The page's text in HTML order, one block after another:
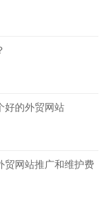
好的外贸网站
贸网站推广和维护费